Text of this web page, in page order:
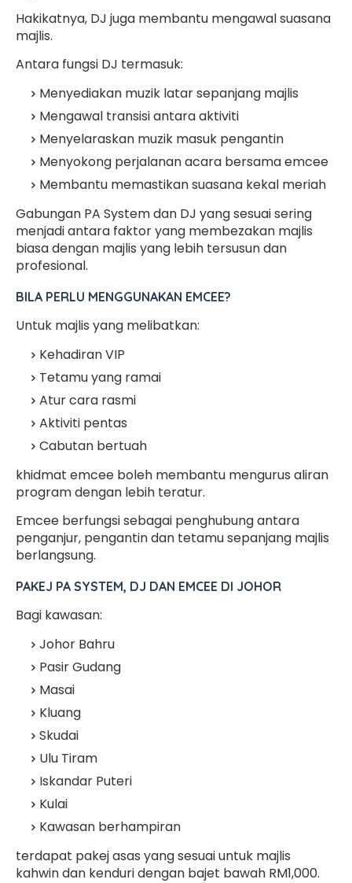
Hakikatnya, DJ juga membantu mengawal suasana
majlis.
Antara fungsi DJ termasuk:
Menyediakan muzik latar sepanjang majlis
Mengawal transisi antara aktiviti
Menyelaraskan muzik masuk pengantin
Menyokong perjalanan acara bersama emcee
Membantu memastikan suasana kekal meriah
Gabungan PA System dan DJ yang sesuai sering
menjadi antara faktor yang membezakan majlis
biasa dengan majlis yang lebih tersusun dan
profesional.
BILA PERLU MENGGUNAKAN EMCEE?
Untuk majlis yang melibatkan:
Kehadiran VIP
Tetamu yang ramai
Atur cara rasmi
Aktiviti pentas
Cabutan bertuah
khidmat emcee boleh membantu mengurus aliran
program dengan lebih teratur.
Emcee berfungsi sebagai penghubung antara
penganjur, pengantin dan tetamu sepanjang majlis
berlangsung.
PAKEJ PA SYSTEM, DJ DAN EMCEE DI JOHOR
Bagi kawasan:
Johor Bahru
Pasir Gudang
Masai
Kluang
Skudai
Ulu Tiram
Iskandar Puteri
Kulai
Kawasan berhampiran
terdapat pakej asas yang sesuai untuk majlis
kahwin dan kenduri dengan bajet bawah RM1,000.